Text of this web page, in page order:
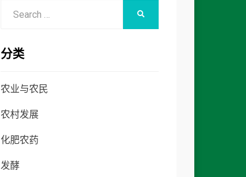
分类
农业与农民
农村发展
化肥农药
发酵